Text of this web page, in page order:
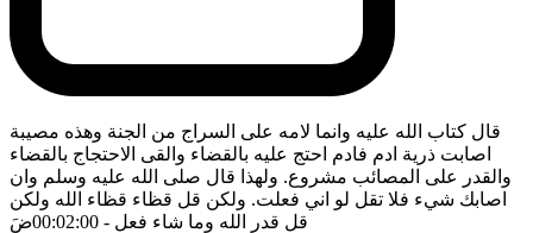
قال كتاب الله عليه وانما لامه على السراج من الجنة وهذه مصيبة
اصابت ذرية ادم فادم احتج عليه بالقضاء والقى الاحتجاج بالقضاء
والقدر على المصائب مشروع. ولهذا قال صلى الله عليه وسلم وان
اصابك شيء فلا تقل لو اني فعلت. ولكن قل قظاء قظاء الله ولكن
قل قدر الله وما شاء فعل - 00:02:00 ضَ